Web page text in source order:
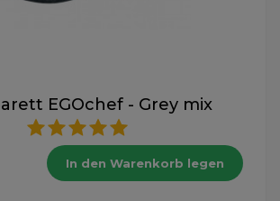
EGOchef - Grey mix
In den Warenkorb legen